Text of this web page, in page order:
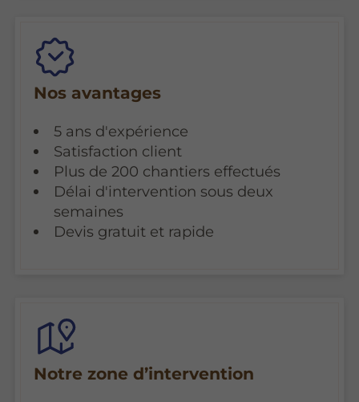
Nos avantages
5 ans d'expérience
Satisfaction client
Plus de 200 chantiers effectués
Délai d'intervention sous deux
semaines
Devis gratuit et rapide
Notre zone d’intervention